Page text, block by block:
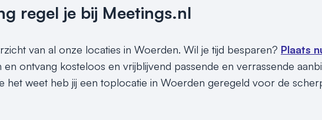
regel je bij Meetings.nl
van al onze locaties in Woerden. Wil je tijd besparen? Plaats
ontvang kosteloos en vrijblijvend passende en verrassende
het weet heb jij een toplocatie in Woerden geregeld voor de